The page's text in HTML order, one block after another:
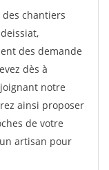
chantiers
des demande
dès à
notre
ainsi proposer
de votre
artisan pour